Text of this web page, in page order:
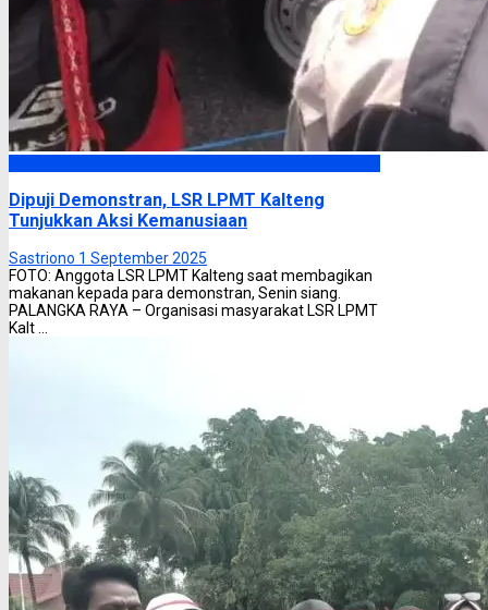
Dipuji Demonstran, LSR LPMT Kalteng
Tunjukkan Aksi Kemanusiaan
Sastriono 1 September 2025
FOTO: Anggota LSR LPMT Kalteng saat membagikan
makanan kepada para demonstran, Senin siang.
PALANGKA RAYA – Organisasi masyarakat LSR LPMT
Kalt ...